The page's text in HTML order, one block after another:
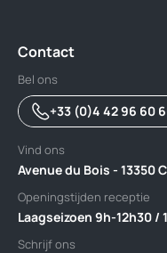
Contact
Bel ons
+33 (0)4 42 96 60
Vind ons
Avenue du Bois - 13350
Openingstijden receptie
Laagseizoen 9h-12h30 /
Schrijf ons